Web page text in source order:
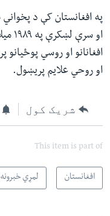
په افغانستان کې د
او
افغانانو او روسي
او روحي علایم پریښول.
شریک کول
This item is part of
افغانستان لمړي خبرونه